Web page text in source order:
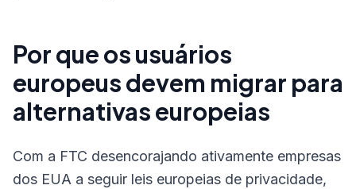
Por que os usuários
europeus devem migrar para
alternativas europeias
Com a FTC desencorajando ativamente empresas
dos EUA a seguir leis europeias de privacidade,